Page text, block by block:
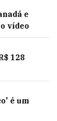
e
vídeo
128
é um